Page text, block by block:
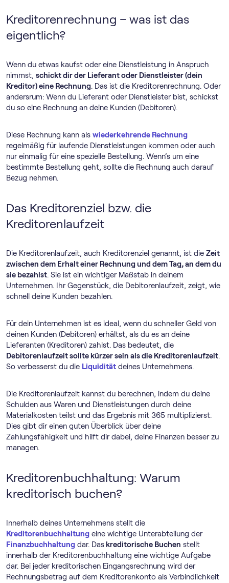
Kreditorenrechnung – was ist das
eigentlich?
Wenn du etwas kaufst oder eine Dienstleistung in Anspruch
nimmst, schickt dir der Lieferant oder Dienstleister (dein
Kreditor) eine Rechnung. Das ist die Kreditorenrechnung. Oder
andersrum: Wenn du Lieferant oder Dienstleister bist, schickst
du so eine Rechnung an deine Kunden (Debitoren).
Diese Rechnung kann als wiederkehrende Rechnung
regelmäßig für laufende Dienstleistungen kommen oder auch
nur einmalig für eine spezielle Bestellung. Wenn’s um eine
bestimmte Bestellung geht, sollte die Rechnung auch darauf
Bezug nehmen.
Das Kreditorenziel bzw. die
Kreditorenlaufzeit
Die Kreditorenlaufzeit, auch Kreditorenziel genannt, ist die Zeit
zwischen dem Erhalt einer Rechnung und dem Tag, an dem du
sie bezahlst. Sie ist ein wichtiger Maßstab in deinem
Unternehmen. Ihr Gegenstück, die Debitorenlaufzeit, zeigt, wie
schnell deine Kunden bezahlen.
Für dein Unternehmen ist es ideal, wenn du schneller Geld von
deinen Kunden (Debitoren) erhältst, als du es an deine
Lieferanten (Kreditoren) zahlst. Das bedeutet, die
Debitorenlaufzeit sollte kürzer sein als die Kreditorenlaufzeit.
So verbesserst du die Liquidität deines Unternehmens.
Die Kreditorenlaufzeit kannst du berechnen, indem du deine
Schulden aus Waren und Dienstleistungen durch deine
Materialkosten teilst und das Ergebnis mit 365 multiplizierst.
Dies gibt dir einen guten Überblick über deine
Zahlungsfähigkeit und hilft dir dabei, deine Finanzen besser zu
managen.
Kreditorenbuchhaltung: Warum
kreditorisch buchen?
Innerhalb deines Unternehmens stellt die
Kreditorenbuchhaltung eine wichtige Unterabteilung der
Finanzbuchhaltung dar. Das kreditorische Buchen stellt
innerhalb der Kreditorenbuchhaltung eine wichtige Aufgabe
dar. Bei jeder kreditorischen Eingangsrechnung wird der
Rechnungsbetrag auf dem Kreditorenkonto als Verbindlichkeit